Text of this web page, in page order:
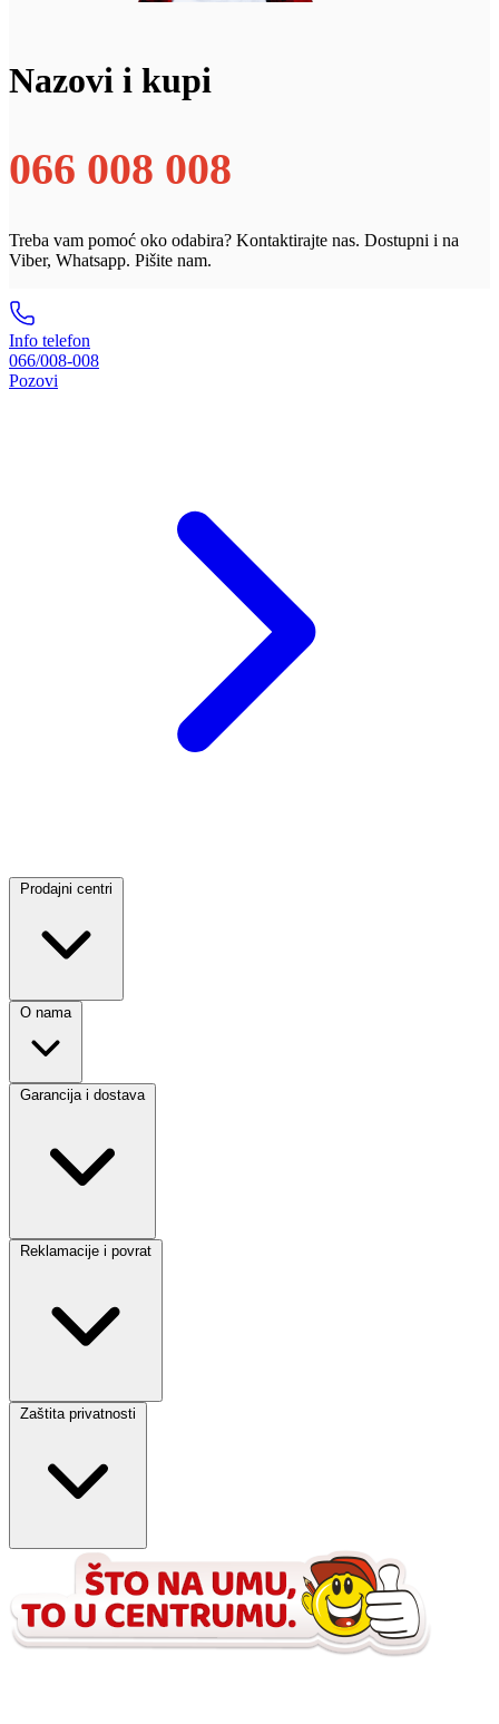
Nazovi i kupi
066 008 008
Treba vam pomoć oko odabira? Kontaktirajte nas. Dostupni i na
Viber, Whatsapp. Pišite nam.
Info telefon
066/008-008
Pozovi
Prodajni centri
O nama
Garancija i dostava
Reklamacije i povrat
Zaštita privatnosti